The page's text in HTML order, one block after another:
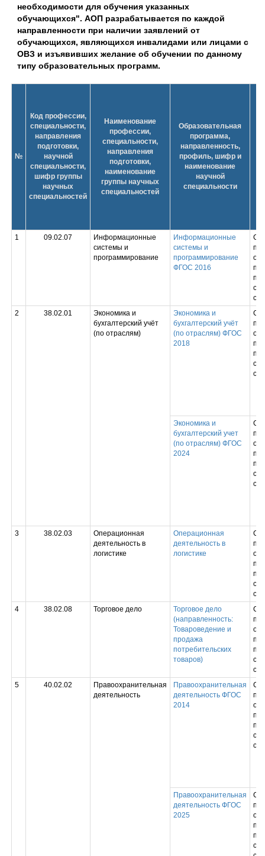
необходимости для обучения указанных
обучающихся". АОП разрабатывается по каждой
направленности при наличии заявлений от
обучающихся, являющихся инвалидами или лицами с
ОВЗ и изъявивших желание об обучении по данному
типу образовательных программ.
№
Код профессии,
специальности,
направления
подготовки,
научной
специальности,
шифр группы
научных
специальностей
Наименование
профессии,
специальности,
направления
подготовки,
наименование
группы научных
специальностей
Образовательная
программа,
направленность,
профиль, шифр и
наименование
научной
специальности
1 09.02.07
Информационные
системы и
программирование
Информационные
системы и
программирование
ФГОС 2016
2
38.02.01
Экономика и
бухгалтерский учёт
(по отраслям)
Экономика и
бухгалтерский учёт
(по отраслям) ФГОС
2018
Экономика и
бухгалтерский учет
(по отраслям) ФГОС
2024
3 38.02.03
Операционная
деятельность в
логистике
Операционная
деятельность в
логистике
4
38.02.08 Торговое дело
Торговое дело
(направленность:
Товароведение и
продажа
потребительских
товаров)
5
40.02.02
Правоохранительная
деятельность
Правоохранительная
деятельность ФГОС
2014
Правоохранительная
деятельность ФГОС
2025